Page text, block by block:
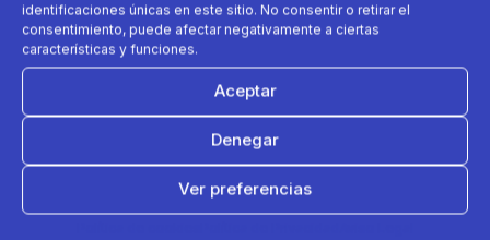
identificaciones únicas en este sitio. No consentir o retirar el
consentimiento, puede afectar negativamente a ciertas
características y funciones.
Aceptar
Denegar
Ver preferencias